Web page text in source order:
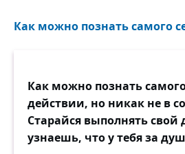
Как можно познать самого
Как можно познать самого
действии, но никак не в
Старайся выполнять свой
узнаешь, что у тебя за